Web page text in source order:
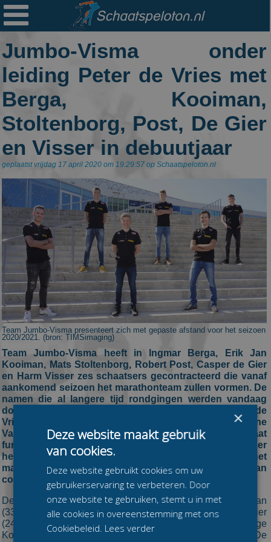

Jumbo-Visma onder
leiding Peter de Vries met
Berga, Kooiman,
Stoltenborg, Post, De Gier
en Visser in debuutjaar
geplaatst vrijdag 17 april 2020 om 19:29:57 op Schaatspeloton.nl
Team Jumbo-Visma presenteert zich met gepaste afstand voor het seizoen
2020/2021. (bron: TIMSimaging)
Team Jumbo-Visma heeft in Ingmar Berga, Erik Jan
Kooiman, Mats Stoltenborg, Robert Post, Casper de Gier
en Harm Visser zes schaatsers gecontracteerd die vanaf
aankomend seizoen het marathonteam zullen vormen. De
namen die al langere tijd rondgingen werden vandaag
door de ploeg bevestigd in een persbericht. Peter de
Vries is aangesteld als ploegleider, terwijl Diane
Valkenburg als trainer en bewegingswetenschapper gaat
fungeren. Het team, dat Unox als belangrijke partner
heeft, komt uit in de hoogste divisie van het
marathonschaatsen en staat onder sportieve leiding van
coach Jac Orie van Team Jumbo-Visma.
De ploeg bestaat uit Ingmar Berga (35), Erik Jan Kooiman
(33), Mats Stoltenborg (27), Robert Post (27), Casper de Gier
(24) en Harm Visser (19). Met de 35-jarige Berga, 33-jarige
Kooiman, de 27-jarigen Stoltenborg en Post, 24-jarige De
×
Deze website maakt gebruik
van cookies.
Deze website gebruikt cookies om uw
gebruikerservaring te verbeteren. Door
onze website te gebruiken, stemt u in met
alle cookies in overeenstemming met ons
Cookiebeleid. Lees verder